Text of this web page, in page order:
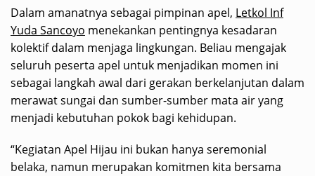
Dalam amanatnya sebagai pimpinan apel, Letkol Inf
Yuda Sancoyo menekankan pentingnya kesadaran
kolektif dalam menjaga lingkungan. Beliau mengajak
seluruh peserta apel untuk menjadikan momen ini
sebagai langkah awal dari gerakan berkelanjutan dalam
merawat sungai dan sumber-sumber mata air yang
menjadi kebutuhan pokok bagi kehidupan.
“Kegiatan Apel Hijau ini bukan hanya seremonial
belaka, namun merupakan komitmen kita bersama